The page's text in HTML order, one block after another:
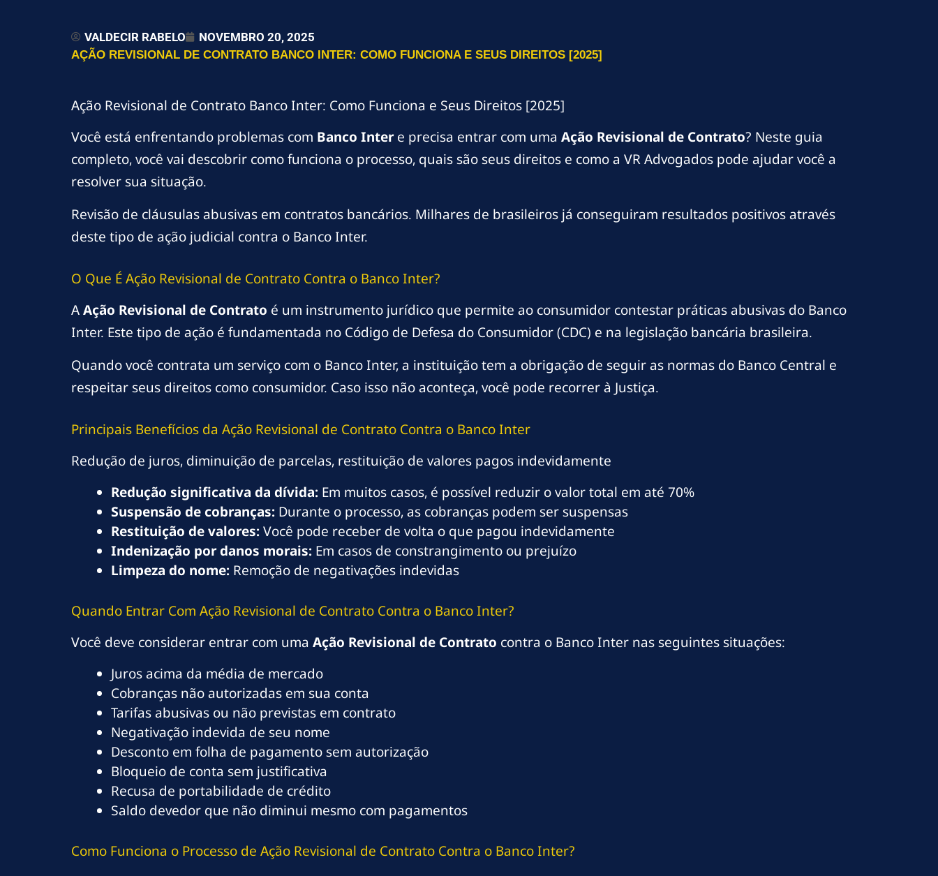
VALDECIR RABELO NOVEMBRO 20, 2025
AÇÃO REVISIONAL DE CONTRATO BANCO INTER: COMO FUNCIONA E SEUS DIREITOS [2025]
Ação Revisional de Contrato Banco Inter: Como Funciona e Seus Direitos [2025]
Você está enfrentando problemas com Banco Intere precisa entrar com uma Ação Revisional de Contrato? Neste guia
completo, você vai descobrir como funciona o processo, quais são seus direitos e como a VR Advogados pode ajudar você a
resolver sua situação.
Revisão de cláusulas abusivas em contratos bancários. Milhares de brasileiros já conseguiram resultados positivos através
deste tipo de ação judicial contra o Banco Inter.
O Que É Ação Revisional de Contrato Contra o Banco Inter?
AAção Revisional de Contrato é um instrumento jurídico que permite ao consumidor contestar práticas abusivas do Banco
Inter. Este tipo de ação é fundamentada no Código de Defesa do Consumidor (CDC) e na legislação bancária brasileira.
Quando você contrata um serviço com o Banco Inter, a instituição tem a obrigação de seguir as normas do Banco Central e
respeitar seus direitos como consumidor. Caso isso não aconteça, você pode recorrer à Justiça.
Principais Benefícios da Ação Revisional de Contrato Contra o Banco Inter
Redução de juros, diminuição de parcelas, restituição de valores pagos indevidamente
Redução significativa da dívida: Em muitos casos, é possível reduzir o valor total em até 70%
Suspensão de cobranças: Durante o processo, as cobranças podem ser suspensas
Restituição de valores:Você pode receber de volta o que pagou indevidamente
Indenização por danos morais: Em casos de constrangimento ou prejuízo
Limpeza do nome: Remoção de negativações indevidas
Quando Entrar Com Ação Revisional de Contrato Contra o Banco Inter?
Você deve considerar entrar com uma Ação Revisional de Contrato contra o Banco Inter nas seguintes situações:
Juros acima da média de mercado
Cobranças não autorizadas em sua conta
Tarifas abusivas ou não previstas em contrato
Negativação indevida de seu nome
Desconto em folha de pagamento sem autorização
Bloqueio de conta sem justificativa
Recusa de portabilidade de crédito
Saldo devedor que não diminui mesmo com pagamentos
Como Funciona o Processo de Ação Revisional de Contrato Contra o Banco Inter?